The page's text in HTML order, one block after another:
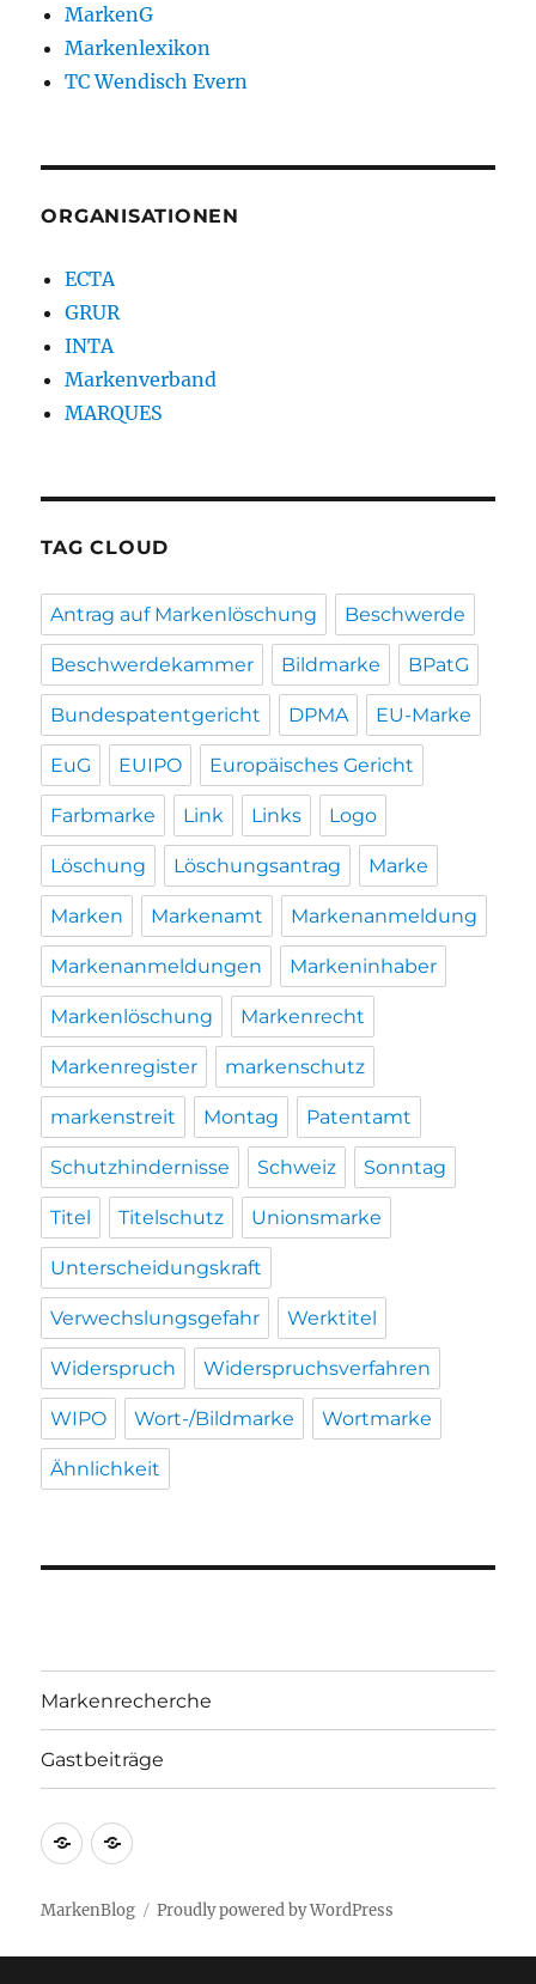
MarkenG
Markenlexikon
TC Wendisch Evern
ORGANISATIONEN
ECTA
GRUR
INTA
Markenverband
MARQUES
TAG CLOUD
Antrag auf Markenlöschung Beschwerde
Beschwerdekammer Bildmarke BPatG
Bundespatentgericht DPMA EU-Marke
EuG EUIPO Europäisches Gericht
Farbmarke Link Links Logo
Löschung Löschungsantrag Marke
Marken Markenamt Markenanmeldung
Markenanmeldungen Markeninhaber
Markenlöschung Markenrecht
Markenregister markenschutz
markenstreit Montag Patentamt
Schutzhindernisse Schweiz Sonntag
Titel Titelschutz Unionsmarke
Unterscheidungskraft
Verwechslungsgefahr Werktitel
Widerspruch Widerspruchsverfahren
WIPO Wort-/Bildmarke Wortmarke
Ähnlichkeit
Markenrecherche
Gastbeiträge
Markenrecherche
Gastbeiträge
MarkenBlog Proudly powered by WordPress